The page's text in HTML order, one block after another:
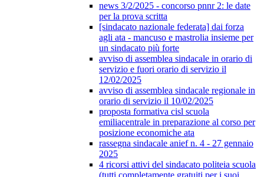
news 3/2/2025 - concorso pnnr 2: le date
per la prova scritta
[sindacato nazionale federata] dai forza
agli ata - mancuso e mastrolia insieme per
un sindacato più forte
avviso di assemblea sindacale in orario di
servizio e fuori orario di servizio il
12/02/2025
avviso di assemblea sindacale regionale in
orario di servizio il 10/02/2025
proposta formativa cisl scuola
emiliacentrale in preparazione al corso per
posizione economiche ata
rassegna sindacale anief n. 4 - 27 gennaio
2025
4 ricorsi attivi del sindacato politeia scuola